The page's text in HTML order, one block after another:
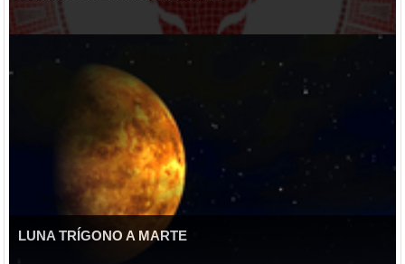
LUNA TRÍGONO A MARTE